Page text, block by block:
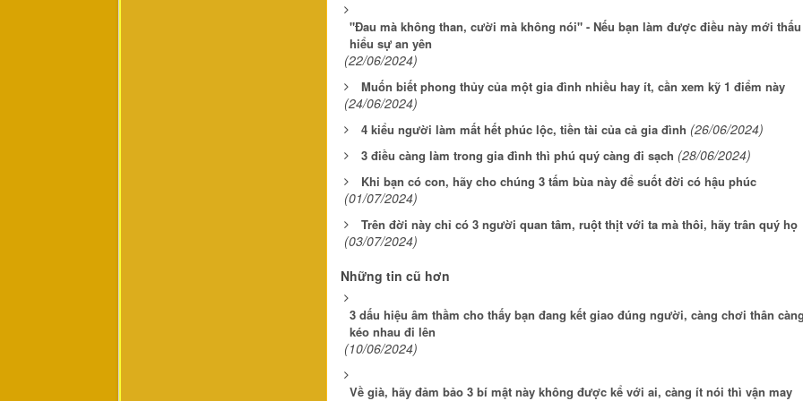
"Đau mà không than, cười mà không nói" - Nếu bạn làm được điều này mới thấu
hiểu sự an yên
(22/06/2024)
Muốn biết phong thủy của một gia đình nhiều hay ít, cần xem kỹ 1 điểm này
(24/06/2024)
4 kiểu người làm mất hết phúc lộc, tiền tài của cả gia đình (26/06/2024)
3 điều càng làm trong gia đình thì phú quý càng đi sạch (28/06/2024)
Khi bạn có con, hãy cho chúng 3 tấm bùa này để suốt đời có hậu phúc
(01/07/2024)
Trên đời này chỉ có 3 người quan tâm, ruột thịt với ta mà thôi, hãy trân quý họ
(03/07/2024)
Những tin cũ hơn
3 dấu hiệu âm thầm cho thấy bạn đang kết giao đúng người, càng chơi thân
kéo nhau đi lên
(10/06/2024)
Về già, hãy đảm bảo 3 bí mật này không được kể với ai, càng ít nói thì vận may